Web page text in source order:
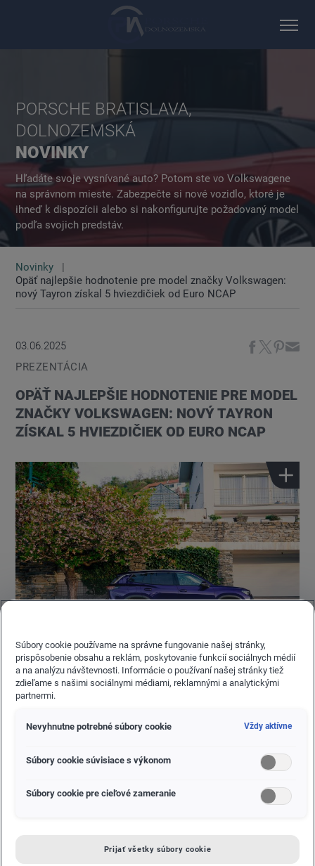
PORSCHE BRATISLAVA,
DOLNOZEMSKÁ
NOVINKY
Hľadáte svoje vysnívané auto? Potom ste vo Volkswagene
na správnom mieste. Zabezpečte si nové vozidlo, ktoré je
ihneď k dispozícii alebo si nakonfigurujte požadovaný model
podľa svojich predstáv.
Novinky
Opäť najlepšie hodnotenie pre model značky Volkswagen:
nový Tayron získal 5 hviezdičiek od Euro NCAP
03.06.2025
PREZENTÁCIA
OPÄŤ NAJLEPŠIE HODNOTENIE PRE MODEL
ZNAČKY VOLKSWAGEN: NOVÝ TAYRON
ZÍSKAL 5 HVIEZDIČIEK OD EURO NCAP
bezpečnosť
Volkswagen vo všetkých testovaných oblastiach
asistenčných systémov na predchádzanie nehodám
Súbory cookie používame na správne fungovanie našej stránky,
prispôsobenie obsahu a reklám, poskytovanie funkcií sociálnych médií
a na analýzu návštevnosti. Informácie o používaní našej stránky tiež
zdieľame s našimi sociálnymi médiami, reklamnými a analytickými
partnermi.
Nevyhnutne potrebné súbory cookie Vždy aktívne
Súbory cookie súvisiace s výkonom
Súbory cookie pre cieľové zameranie
Prijať všetky súbory cookie